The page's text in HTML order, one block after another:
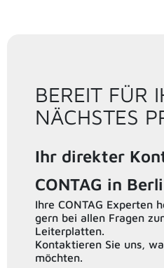
BEREIT FÜR
NÄCHSTES
Ihr direkter
CONTAG in
Ihre CONTAG Experten
gern bei allen Fragen
Leiterplatten.
Kontaktieren Sie uns,
möchten.